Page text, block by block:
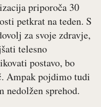
priporoča 30
petkrat na teden. S
za svoje zdravje,
telesno
postavo, bo
Ampak pojdimo tudi
nedolžen sprehod.